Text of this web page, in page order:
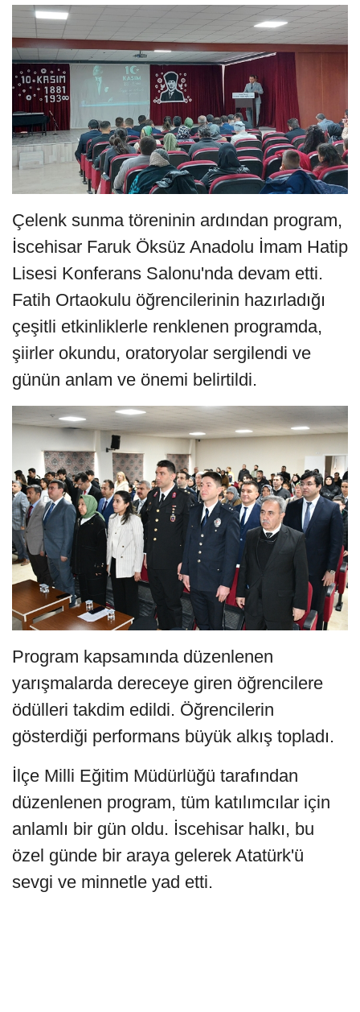
Çelenk sunma töreninin ardından program,
İscehisar Faruk Öksüz Anadolu İmam Hatip
Lisesi Konferans Salonu'nda devam etti.
Fatih Ortaokulu öğrencilerinin hazırladığı
çeşitli etkinliklerle renklenen programda,
şiirler okundu, oratoryolar sergilendi ve
günün anlam ve önemi belirtildi.
Program kapsamında düzenlenen
yarışmalarda dereceye giren öğrencilere
ödülleri takdim edildi. Öğrencilerin
gösterdiği performans büyük alkış topladı.
İlçe Milli Eğitim Müdürlüğü tarafından
düzenlenen program, tüm katılımcılar için
anlamlı bir gün oldu. İscehisar halkı, bu
özel günde bir araya gelerek Atatürk'ü
sevgi ve minnetle yad etti.